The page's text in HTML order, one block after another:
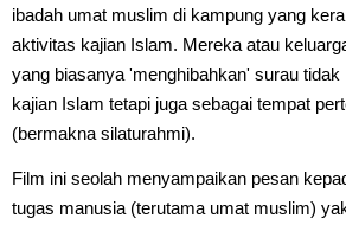
ibadah umat muslim di kampung yang
aktivitas kajian Islam. Mereka atau
yang biasanya 'menghibahkan' surau
kajian Islam tetapi juga sebagai tempat
(bermakna silaturahmi).
Film ini seolah menyampaikan pesan
tugas manusia (terutama umat muslim)